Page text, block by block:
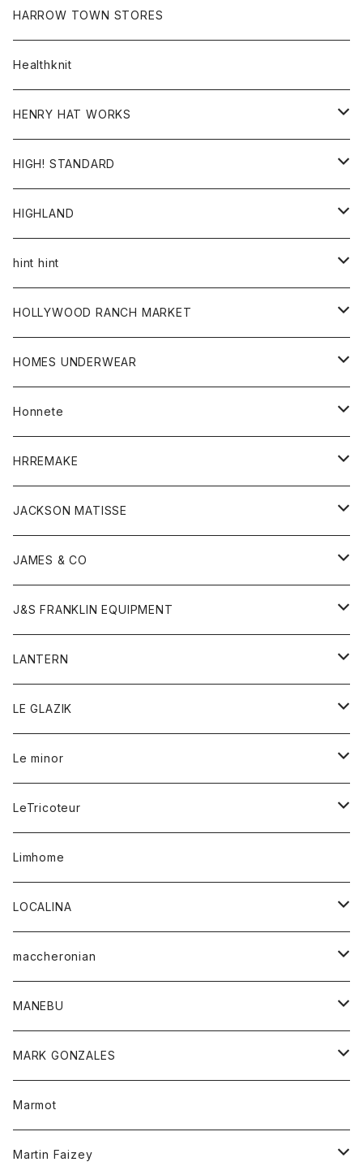
スウェット
カーディガン
コート
ボトム
パンツ
ロンTEE
HARROW TOWN STORES
Healthknit
HENRY HAT WORKS
帽子
HIGH! STANDARD
アウター
ジャケット
トップス
シャツ
カーディガン
ボトム
グッズ
帽子
HIGHLAND
帽子
hint hint
ストール
HOLLYWOOD RANCH MARKET
アウター
カーディガン
コート
フリース
アクセサリー
ウォレット
ストール
マフラー
リング
キッズ
Tシャツ
グッズ
アンダーウェア
靴
バンダナ
トップス
カーディガン
ジャケット
タンクトップ
Tシャツ
ボトム
オーバーオール
ショートパンツ
レディース
アウター
カーディガン
セーター
チュニック
HOMES UNDERWEAR
アウター
カーディガン
コート
キッズ
Tシャツ
ロンパース
グッズ
靴
ストール
トップス
カットソー
シャツ
ボトム
オーバーオール
ショートパンツ
レディース
オーバーオール
シャツ
ワンピース
ワンピース
Honnete
ブラウス
ワンピース
HRREMAKE
バック
キッズ
トレーナー
トップス
Gジャケット
スウェット
帽子
JACKSON MATISSE
Tシャツ
帽子
JAMES & CO
ボトム
J&S FRANKLIN EQUIPMENT
アウター
LANTERN
アウター
Tシャツ
LE GLAZIK
レディース
コート
シャツ
ワンピース
Tシャツ
Le minor
ボトム
スカート
パンツ
レディース
アウター
カットソー
トップス
シャツ
LeTricoteur
カーディガン
Limhome
LOCALINA
ロングスリーブテーシャツ
maccheronian
靴
MANEBU
靴
MARK GONZALES
トップス
Tシャツ
Marmot
Martin Faizey